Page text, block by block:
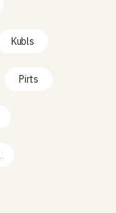
Kubls
Pirts